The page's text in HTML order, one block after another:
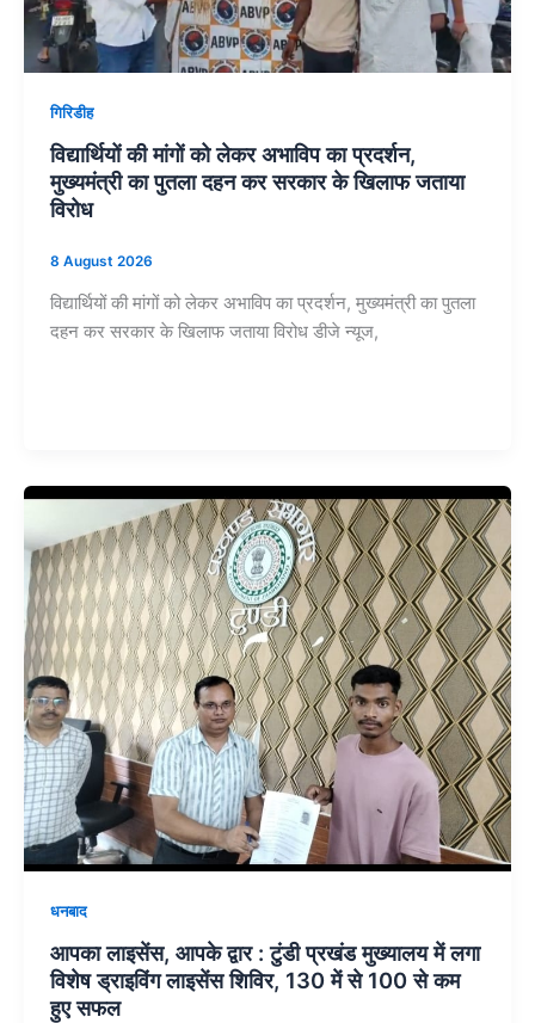
गिरिडीह
विद्यार्थियों की मांगों को लेकर अभाविप का प्रदर्शन,
मुख्यमंत्री का पुतला दहन कर सरकार के खिलाफ जताया
विरोध
8 August 2026
विद्यार्थियों की मांगों को लेकर अभाविप का प्रदर्शन, मुख्यमंत्री का पुतला
दहन कर सरकार के खिलाफ जताया विरोध डीजे न्यूज,
धनबाद
आपका लाइसेंस, आपके द्वार : टुंडी प्रखंड मुख्यालय में लगा
विशेष ड्राइविंग लाइसेंस शिविर, 130 में से 100 से कम
हुए सफल